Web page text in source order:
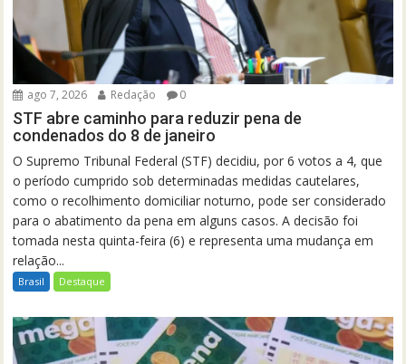
ago 7, 2026 Redação 0
STF abre caminho para reduzir pena de
condenados do 8 de janeiro
O Supremo Tribunal Federal (STF) decidiu, por 6 votos a 4, que
o período cumprido sob determinadas medidas cautelares,
como o recolhimento domiciliar noturno, pode ser considerado
para o abatimento da pena em alguns casos. A decisão foi
tomada nesta quinta-feira (6) e representa uma mudança em
relação...
Brasil Destaque